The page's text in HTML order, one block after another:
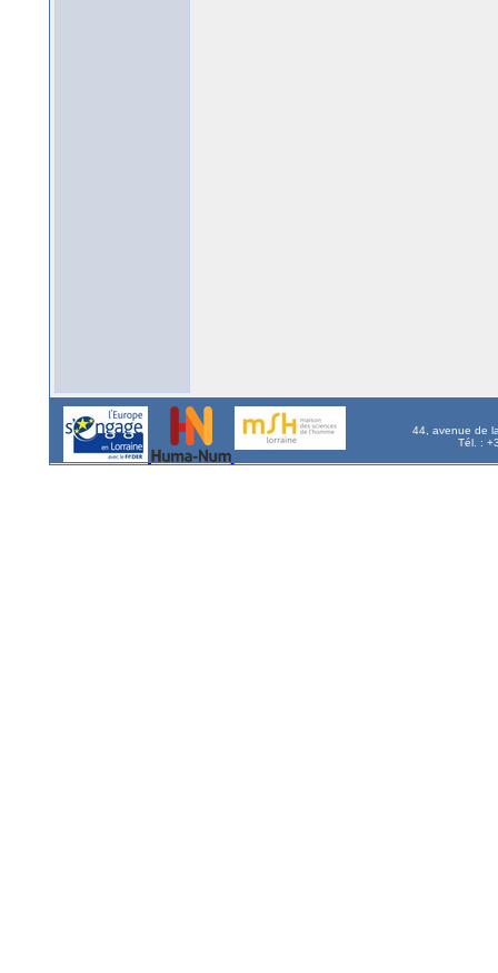
44, avenue de
Tél. :